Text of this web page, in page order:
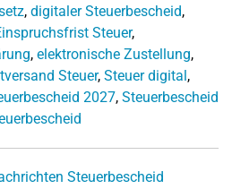
, digitaler Steuerbescheid,
Steuer,
, elektronische Zustellung,
Steuer, Steuer digital,
2027, Steuerbescheid
Steuerbescheid